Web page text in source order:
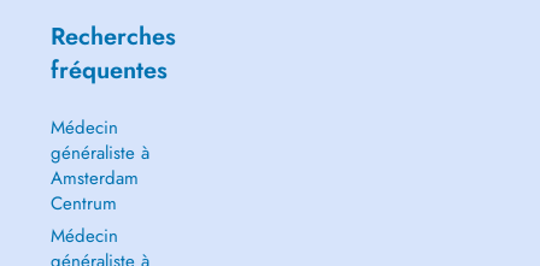
Recherches
fréquentes
Médecin
généraliste à
Amsterdam
Centrum
Médecin